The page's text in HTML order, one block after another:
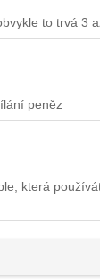
to trvá 3
peněz
která